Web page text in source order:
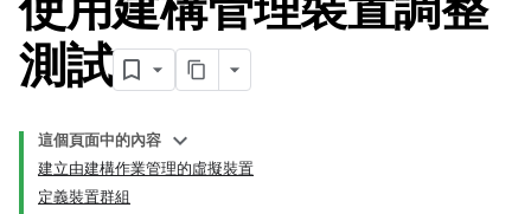
測試
這個頁面中的內容
建立由建構作業管理的虛擬裝置
定義裝置群組